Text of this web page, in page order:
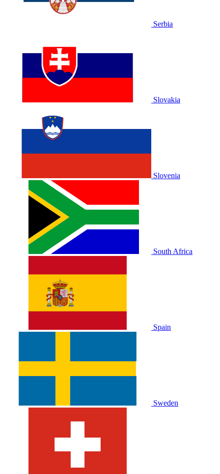
Serbia
Slovakia
Slovenia
South Africa
Spain
Sweden